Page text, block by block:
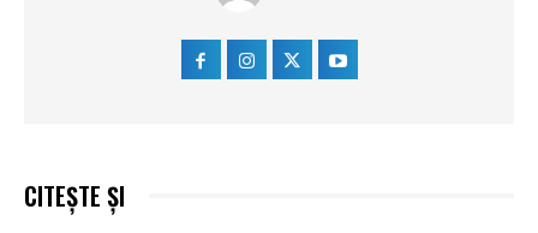
CITEȘTE ȘI